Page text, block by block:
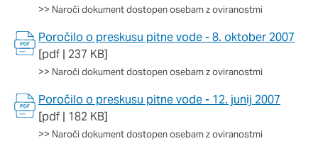
>> Naroči dokument dostopen osebam z oviranostmi
Poročilo o preskusu pitne vode - 8. oktober 2007
[pdf | 237 KB]
>> Naroči dokument dostopen osebam z oviranostmi
Poročilo o preskusu pitne vode - 12. junij 2007
[pdf | 182 KB]
>> Naroči dokument dostopen osebam z oviranostmi